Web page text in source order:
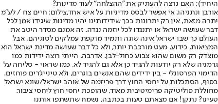
היחיד); האם נרצה להעתיק את "ההצלחה" לעוד מדינות?
אורבן ונתניהו. אי אפשר לבסס מדיניות על איש אחד,צילום: חיים צח / לע"מ
יתרה מזאת, אין רק יתרונות בכך שידידותינו יהיו מדינות שיגידו אמן לכל
דבר שעושה ישראל או יתנגדו לכל יוזמה נגדה. זה אמנם מסדר היטב את
העולם כך שבו ישראל אינה שוגה ותמיד מוקפת עמלקים לסוגיהם, אבל
המציאות, כידוע, מעט מורכבת יותר, ולא כל דבר שעושה מדינת ישראל הוא
מוצדק רק משום שהוא צבוע כחול-לבן. אדרבה, הייתי רוצה ידידות כמו
גרמניה שלא רק יודעות להגיד כן אלא גם להגיד לא, כמו שראוי - סליחה על
הדימוי הפרסונלי - בין ידידים שהם אנשים בוגרים, ולא טינייג'רים פוחזים.
בסוף, הסתכלות על יחסי החוץ דרך פריזמה של אוהב ישראל/שונא ישראל
מחוללת פוליטיקה פרימיטיבית מאוד, שהופכת יחסי חוץ ליחסי ציבור.
טעינו? נתקן! אם מצאתם טעות בכתבה, נשמח שתשתפו אותנו